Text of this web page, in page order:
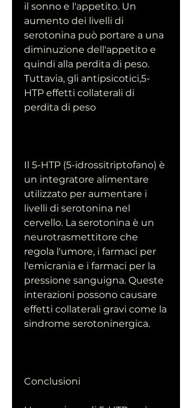
il sonno e l'appetito. Un
aumento dei livelli di
serotonina può portare a una
diminuzione dell'appetito e
quindi alla perdita di peso.
Tuttavia, gli antipsicotici,5-
HTP effetti collaterali di
perdita di peso
Il 5-HTP (5-idrossitriptofano) è
un integratore alimentare
utilizzato per aumentare i
livelli di serotonina nel
cervello. La serotonina è un
neurotrasmettitore che
regola l'umore, i farmaci per
l'emicrania e i farmaci per la
pressione sanguigna. Queste
interazioni possono causare
effetti collaterali gravi come la
sindrome serotoninergica.
Conclusioni